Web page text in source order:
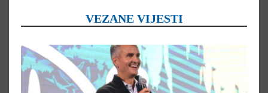
VEZANE VIJESTI